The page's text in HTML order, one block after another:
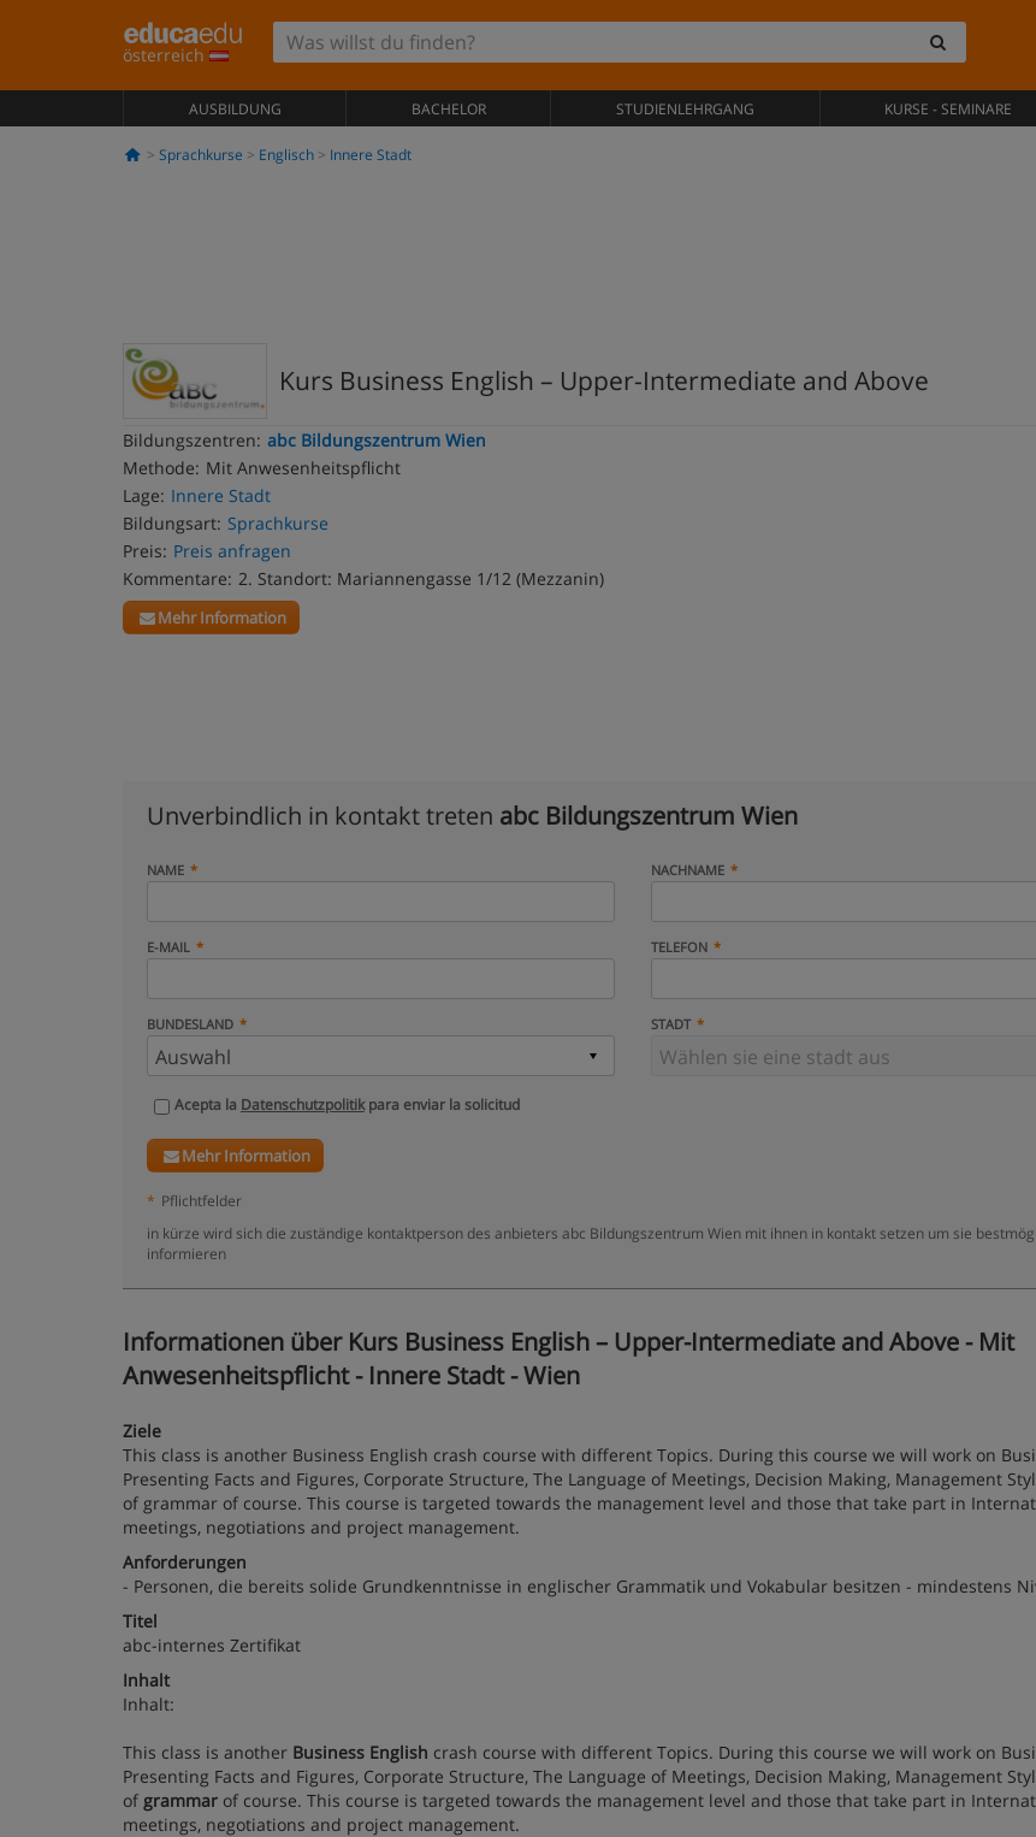
österreich
AUSBILDUNG BACHELOR STUDIENLEHRGANG KURSE - SEMINARE
Sprachkurse Englisch Innere Stadt
Kurs Business English – Upper-Intermediate and Above
Bildungszentren: abc Bildungszentrum Wien
Methode: Mit Anwesenheitspflicht
Lage: Innere Stadt
Bildungsart: Sprachkurse
Preis: Preis anfragen
Kommentare: 2. Standort: Mariannengasse 1/12 (Mezzanin)
Mehr Information
Unverbindlich in kontakt treten abc Bildungszentrum Wien
NAME NACHNAME
E-MAIL TELEFON
BUNDESLAND STADT
Acepta la Datenschutzpolitikpara enviar la solicitud
Mehr Information
* Pflichtfelder
in kürze wird sich die zuständige kontaktperson des anbieters abc Bildungszentrum Wien mit ihnen in kontakt setzen um sie
informieren
Informationen über Kurs Business English – Upper-Intermediate and Above - Mit
Anwesenheitspflicht - Innere Stadt - Wien
Ziele
This class is another Business English crash course with different Topics. During this course we will work on
Presenting Facts and Figures, Corporate Structure, The Language of Meetings, Decision Making, Management
of grammar of course. This course is targeted towards the management level and those that take part in
meetings, negotiations and project management.
Anforderungen
- Personen, die bereits solide Grundkenntnisse in englischer Grammatik und Vokabular besitzen - mindestens
Titel
abc-internes Zertifikat
Inhalt
Inhalt:
This class is another Business English crash course with different Topics. During this course we will work on
Presenting Facts and Figures, Corporate Structure, The Language of Meetings, Decision Making, Management
of grammar of course. This course is targeted towards the management level and those that take part in
meetings, negotiations and project management.